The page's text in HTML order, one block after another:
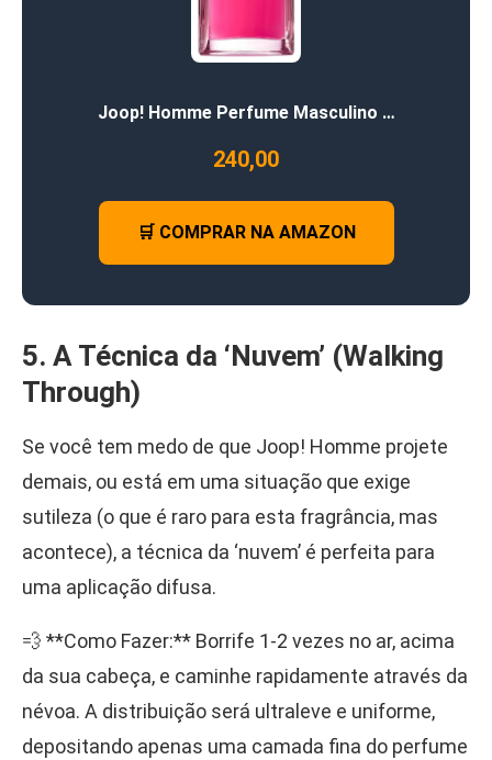
Joop! Homme Perfume Masculino …
240,00
🛒 COMPRAR NA AMAZON
5. A Técnica da ‘Nuvem’ (Walking
Through)
Se você tem medo de que Joop! Homme projete
demais, ou está em uma situação que exige
sutileza (o que é raro para esta fragrância, mas
acontece), a técnica da ‘nuvem’ é perfeita para
uma aplicação difusa.
💨 **Como Fazer:** Borrife 1-2 vezes no ar, acima
da sua cabeça, e caminhe rapidamente através da
névoa. A distribuição será ultraleve e uniforme,
depositando apenas uma camada fina do perfume